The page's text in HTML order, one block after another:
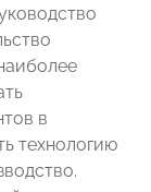
в
технологию